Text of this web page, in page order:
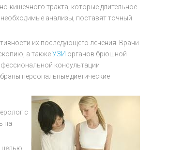
кишечного тракта, которые длительное
анализы, поставят точный
их последующего лечения. Врачи
а такжеУЗИ органов брюшной
консультации
персональные диетические
с
на
целью